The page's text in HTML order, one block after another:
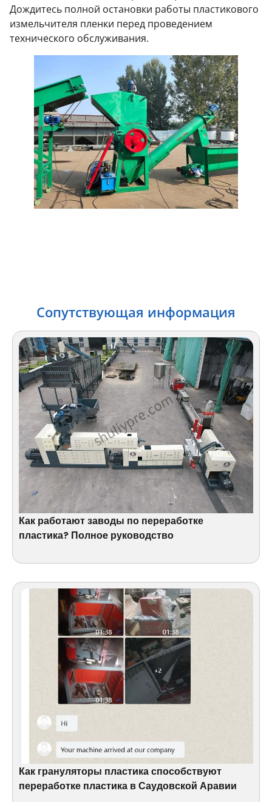
Дождитесь полной остановки работы пластикового
измельчителя пленки перед проведением
технического обслуживания.
Сопутствующая информация
Как работают заводы по переработке
пластика? Полное руководство
Как грануляторы пластика способствуют
переработке пластика в Саудовской Аравии